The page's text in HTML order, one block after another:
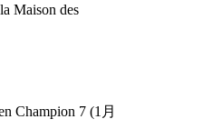
Maison des
Champion 7 (1月